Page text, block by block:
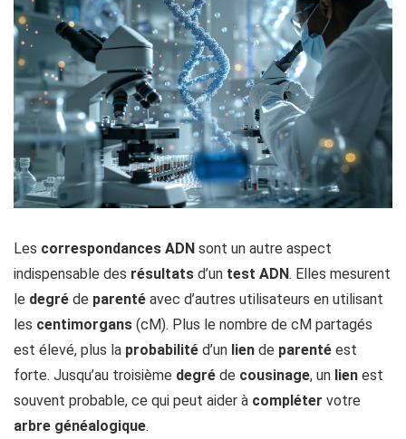
Les correspondances ADN sont un autre aspect
indispensable des résultats d’un test ADN. Elles mesurent
le degré de parenté avec d’autres utilisateurs en utilisant
les centimorgans (cM). Plus le nombre de cM partagés
est élevé, plus la probabilité d’un lien de parenté est
forte. Jusqu’au troisième degré de cousinage, un lien est
souvent probable, ce qui peut aider à compléter votre
arbre généalogique.